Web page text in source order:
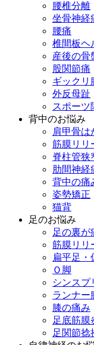
腰椎分離
坐骨神経
腰痛
椎間板ヘ
産後の骨
股関節痛
ギックリ
外反母趾
スポーツ
背中のお悩み
肩甲骨は
筋膜リリ
脊柱管狭
肋間神経
背中の痛
姿勢矯正
猫背
足のお悩み
足の裏が
筋膜リリ
扁平足・
Ｏ脚
シンスプ
ランナー
膝の痛み
足底筋膜
足関節捻